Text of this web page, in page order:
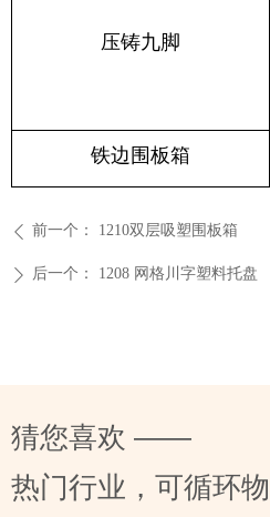
ꄴ 前一个： 1210双层吸塑围板箱
ꄲ 后一个： 1208 网格川字塑料托盘
压铸九脚
铁边围板箱
猜您喜欢 ——
热门行业，可循环